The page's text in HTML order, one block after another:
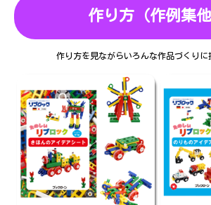
作り方（作例集他
作り方を見ながらいろんな作品づくりに